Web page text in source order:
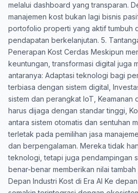
melalui dashboard yang transparan.
manajemen kost bukan lagi bisnis
portofolio properti yang aktif tumbuh
pendapatan berkelanjutan. 5.
Penerapan Kost Cerdas Meskipun
keuntungan, transformasi digital juga
antaranya: Adaptasi teknologi bagi
terbiasa dengan sistem digital,
sistem dan perangkat IoT, Keamanan
harus dijaga dengan standar tinggi,
antara sistem otomatis dan sentuhan
terletak pada pemilihan jasa
dan berpengalaman. Mereka tidak
teknologi, tetapi juga pendampingan
benar-benar memberikan nilai
Depan Industri Kost di Era AI Ke